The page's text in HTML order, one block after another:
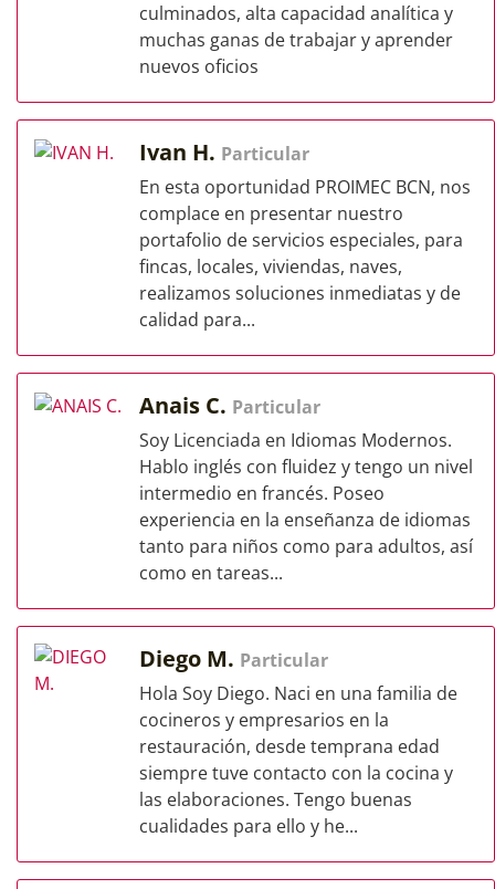
culminados, alta capacidad analítica y
muchas ganas de trabajar y aprender
nuevos oficios
Ivan H. Particular
En esta oportunidad PROIMEC BCN, nos
complace en presentar nuestro
portafolio de servicios especiales, para
fincas, locales, viviendas, naves,
realizamos soluciones inmediatas y de
calidad para...
Anais C. Particular
Soy Licenciada en Idiomas Modernos.
Hablo inglés con fluidez y tengo un nivel
intermedio en francés. Poseo
experiencia en la enseñanza de idiomas
tanto para niños como para adultos, así
como en tareas...
Diego M. Particular
Hola Soy Diego. Naci en una familia de
cocineros y empresarios en la
restauración, desde temprana edad
siempre tuve contacto con la cocina y
las elaboraciones. Tengo buenas
cualidades para ello y he...